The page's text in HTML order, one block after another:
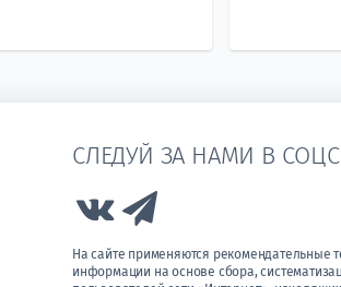
СЛЕДУЙ ЗА НАМИ В
Link to Vk
На сайте применяются рекомендательные
информации на основе сбора,